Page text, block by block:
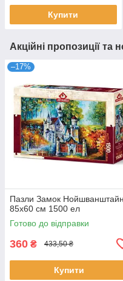
Купити
Акційні пропозиції та
–17%
Пазли Замок Нойшванштайн
85х60 см 1500 ел
Готово до відправки
360 ₴ 433,50 ₴
Купити